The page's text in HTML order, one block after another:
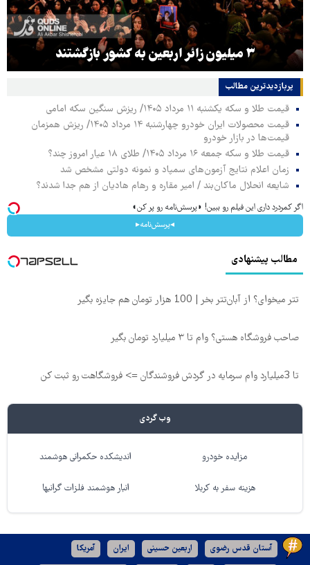
۳ میلیون زائر اربعین به کشور بازگشتند
پربازدیدترین‌ مطالب
قیمت طلا و سکه یکشنبه ۱۱ مرداد ۱۴۰۵/ ریزش سنگین سکه امامی
قیمت محصولات ایران خودرو چهارشنبه ۱۴ مرداد ۱۴۰۵/ ریزش همزمان
قیمت‌ها در بازار خودرو
قیمت طلا و سکه جمعه ۱۶ مرداد ۱۴۰۵/ طلای ۱۸ عیار امروز چند؟
زمان اعلام نتایج آزمون‌های سمپاد و نمونه دولتی مشخص شد
شایعه انحلال ماکان‌بند / امیر مقاره و رهام هادیان از هم جدا شدند؟
اگر کمردرد داری این فیلم رو ببین! ◗پرسش‌نامه رو پر کن◖
◂پرسش‌نامه▸
مطالب پیشنهادی
تتر میخوای؟ از آبان‌تتر بخر | 100 هزار تومان هم جایزه بگیر
صاحب فروشگاه هستی؟ وام تا ۳ میلیارد تومان بگیر
تا 3میلیارد وام سرمایه در گردش فروشندگان => فروشگاهت رو ثبت کن
وب گردی
مزایده خودرو اندیشکده حکمرانی هوشمند
هزینه سفر به کربلا انبار هوشمند فلزات گرانبها
آستان قدس رضوی اربعین حسینی ایران آمریکا